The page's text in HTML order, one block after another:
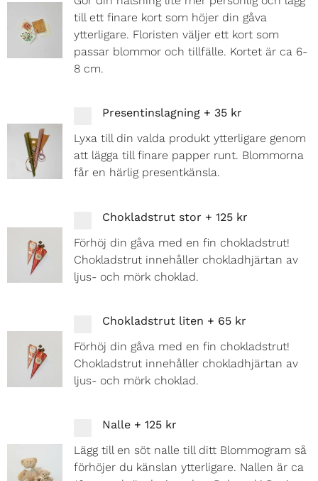
till ett finare kort som höjer din gåva
ytterligare. Floristen väljer ett kort som
passar blommor och tillfälle. Kortet är ca 6-
8 cm.
Presentinslagning + 35 kr
Lyxa till din valda produkt ytterligare genom
att lägga till finare papper runt. Blommorna
får en härlig presentkänsla.
Chokladstrut stor +125 kr
Förhöj din gåva med en fin chokladstrut!
Chokladstrut innehåller chokladhjärtan av
ljus- och mörk choklad.
Chokladstrut liten + 65 kr
Förhöj din gåva med en fin chokladstrut!
Chokladstrut innehåller chokladhjärtan av
ljus- och mörk choklad.
Nalle +125 kr
Lägg till en söt nalle till ditt Blommogram så
förhöjer du känslan ytterligare. Nallen är ca